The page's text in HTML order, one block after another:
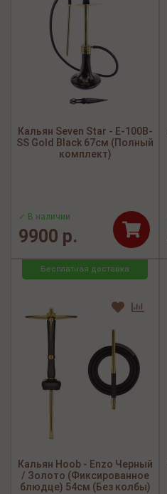
Кальян Seven Star - E-100B-
SS Gold Black 67см (Полный
комплект)
✓ В наличии
9900 р.
Бесплатная доставка
Кальян Hoob - Enzo Черный
/ Золото (Фиксированное
блюдце) 54см (Без колбы)